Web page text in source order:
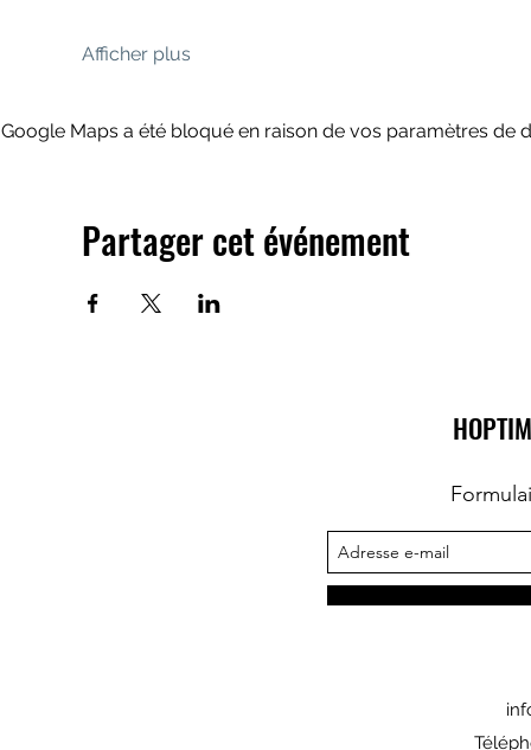
Afficher plus
Google Maps a été bloqué en raison de vos paramètres de
Partager cet événement